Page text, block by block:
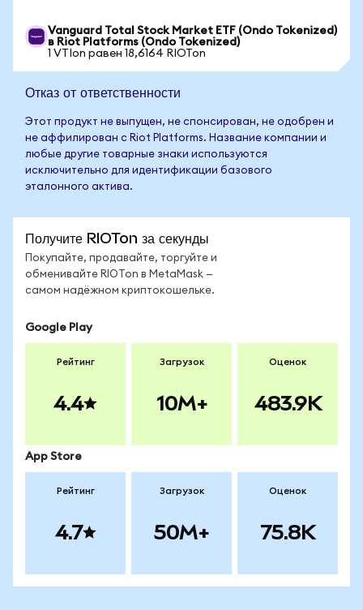
Vanguard Total Stock Market ETF (Ondo Tokenized)
в Riot Platforms (Ondo Tokenized)
1 VTIon равен 18,6164 RIOTon
Отказ от ответственности
Этот продукт не выпущен, не спонсирован, не одобрен и
не аффилирован с Riot Platforms. Название компании и
любые другие товарные знаки используются
исключительно для идентификации базового
эталонного актива.
Получите RIOTon за секунды
Покупайте, продавайте, торгуйте и
обменивайте RIOTon в MetaMask —
самом надёжном криптокошельке.
Google Play
Рейтинг
4.4
Загрузок
10M+
Оценок
483.9K
App Store
Рейтинг
4.7
Загрузок
50M+
Оценок
75.8K